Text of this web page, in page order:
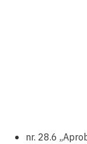
nr. 28.6